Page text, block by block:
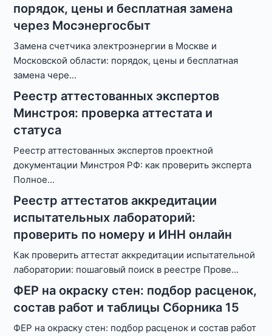
порядок, цены и бесплатная замена
через Мосэнергосбыт
Замена счетчика электроэнергии в Москве и
Московской области: порядок, цены и бесплатная
замена чере...
Реестр аттестованных экспертов
Минстроя: проверка аттестата и
статуса
Реестр аттестованных экспертов проектной
документации Минстроя РФ: как проверить эксперта
Полное...
Реестр аттестатов аккредитации
испытательных лабораторий:
проверить по номеру и ИНН онлайн
Как проверить аттестат аккредитации испытательной
лаборатории: пошаговый поиск в реестре Прове...
ФЕР на окраску стен: подбор расценок,
состав работ и таблицы Сборника 15
ФЕР на окраску стен: подбор расценок и состав работ